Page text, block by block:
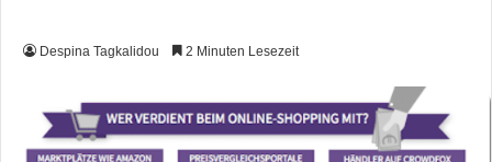
Despina Tagkalidou 2 Minuten Lesezeit